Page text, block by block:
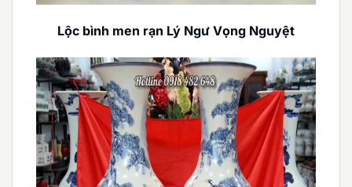
Lộc bình men rạn Lý Ngư Vọng Nguyệt